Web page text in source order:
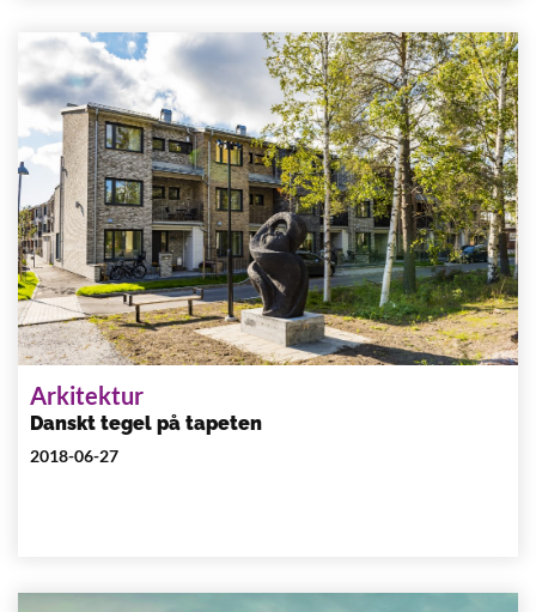
Arkitektur
Danskt tegel på tapeten
2018-06-27